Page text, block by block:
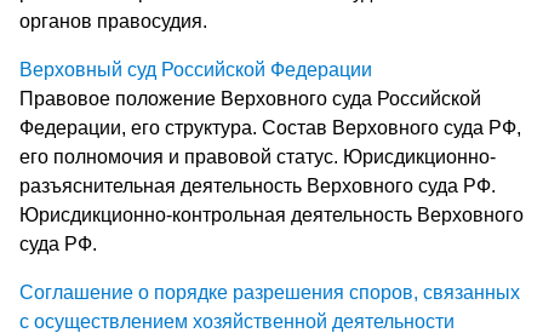
органов правосудия.
Верховный суд Российской Федерации
Правовое положение Верховного суда Российской
Федерации, его структура. Состав Верховного суда РФ,
его полномочия и правовой статус. Юрисдикционно-
разъяснительная деятельность Верховного суда РФ.
Юрисдикционно-контрольная деятельность Верховного
суда РФ.
Соглашение о порядке разрешения споров, связанных
с осуществлением хозяйственной деятельности